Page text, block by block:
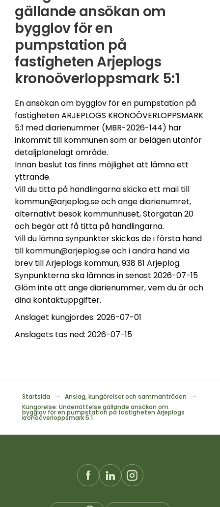
gällande ansökan om
bygglov för en
pumpstation på
fastigheten Arjeplogs
kronoöverloppsmark 5:1
En ansökan om bygglov för en pumpstation på
fastigheten ARJEPLOGS KRONOÖVERLOPPSMARK
5:1 med diarienummer (MBR-2026-144) har
inkommit till kommunen som är belägen utanför
detaljplanelagt område.
Innan beslut tas finns möjlighet att lämna ett
yttrande.
Vill du titta på handlingarna skicka ett mail till
kommun@arjeplog.se och ange diarienumret,
alternativt besök kommunhuset, Storgatan 20
och begär att få titta på handlingarna.
Vill du lämna synpunkter skickas de i första hand
till kommun@arjeplog.se och i andra hand via
brev till Arjeplogs kommun, 938 81 Arjeplog.
Synpunkterna ska lämnas in senast 2026-07-15
Glöm inte att ange diarienummer, vem du är och
dina kontaktuppgifter.
Anslaget kungjordes: 2026-07-01
Anslagets tas ned: 2026-07-15
Startsida
Anslag, kungörelser och sammanträden
Kungörelse: Underrättelse gällande ansökan om
bygglov för en pumpstation på fastigheten Arjeplogs
kronoöverloppsmark 5:1